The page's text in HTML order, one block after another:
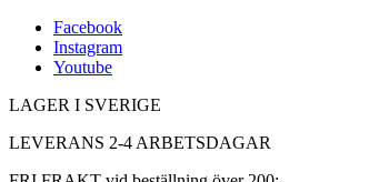
Facebook
Instagram
Youtube
LAGER I SVERIGE
LEVERANS 2-4 ARBETSDAGAR